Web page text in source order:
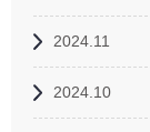
2024.11
2024.10